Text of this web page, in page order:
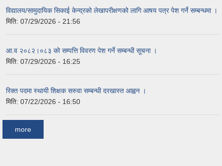
विद्यालय/सामुदायिक सिकाई केन्द्रको लेखापरीक्षणको लागि आषय पत्र पेश गर्ने सम्बन्धमा ।
मिति: 07/29/2026 - 21:56
आ.व २०८२।०८३ को सम्पत्ति विवरण पेश गर्ने सम्बन्धी सूचना ।
मिति: 07/29/2026 - 16:25
रिक्त पदमा स्थायी शिक्षक सरुवा सम्बन्धी दरखास्त आह्वन ।
मिति: 07/22/2026 - 16:50
more